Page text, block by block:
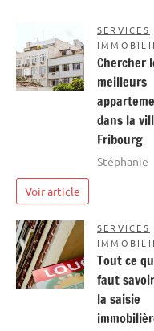
SERVICES
Chercher
meilleurs
dans la
Fribourg
Stéphanie
Voir article
SERVICES
Tout ce
faut
la saisie